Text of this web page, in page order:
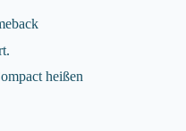
heißen